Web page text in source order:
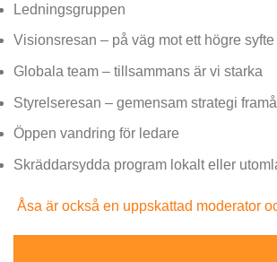
Ledningsgruppen
Visionsresan – på väg mot ett högre syfte
Globala team – tillsammans är vi starka
Styrelseresan – gemensam strategi
Öppen vandring för ledare
Skräddarsydda program lokalt eller
Åsa är också en uppskattad moderator